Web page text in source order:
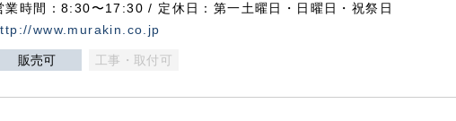
業時間：8:30〜17:30 / 定休日：第一土曜日・日曜日・祝祭日
www.murakin.co.jp
販売可 工事・取付可